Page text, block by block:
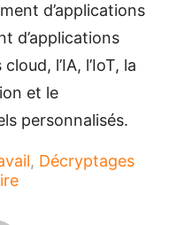
d’applications
d’applications
l’IA, l’IoT, la
et le
personnalisés.
, Décryptages
sur